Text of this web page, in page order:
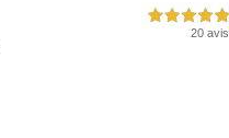
5,0 étoiles sur 5
20 avis